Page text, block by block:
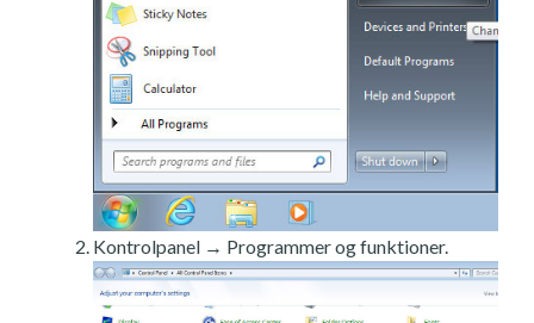
Kontrolpanel → Programmer og funktioner.